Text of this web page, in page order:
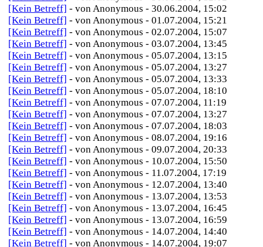
[Kein Betreff] - von Anonymous - 30.06.2004, 15:02
[Kein Betreff] - von Anonymous - 01.07.2004, 15:21
[Kein Betreff] - von Anonymous - 02.07.2004, 15:07
[Kein Betreff] - von Anonymous - 03.07.2004, 13:45
[Kein Betreff] - von Anonymous - 05.07.2004, 13:15
[Kein Betreff] - von Anonymous - 05.07.2004, 13:27
[Kein Betreff] - von Anonymous - 05.07.2004, 13:33
[Kein Betreff] - von Anonymous - 05.07.2004, 18:10
[Kein Betreff] - von Anonymous - 07.07.2004, 11:19
[Kein Betreff] - von Anonymous - 07.07.2004, 13:27
[Kein Betreff] - von Anonymous - 07.07.2004, 18:03
[Kein Betreff] - von Anonymous - 08.07.2004, 19:16
[Kein Betreff] - von Anonymous - 09.07.2004, 20:33
[Kein Betreff] - von Anonymous - 10.07.2004, 15:50
[Kein Betreff] - von Anonymous - 11.07.2004, 17:19
[Kein Betreff] - von Anonymous - 12.07.2004, 13:40
[Kein Betreff] - von Anonymous - 13.07.2004, 13:53
[Kein Betreff] - von Anonymous - 13.07.2004, 16:45
[Kein Betreff] - von Anonymous - 13.07.2004, 16:59
[Kein Betreff] - von Anonymous - 14.07.2004, 14:40
[Kein Betreff] - von Anonymous - 14.07.2004, 19:07